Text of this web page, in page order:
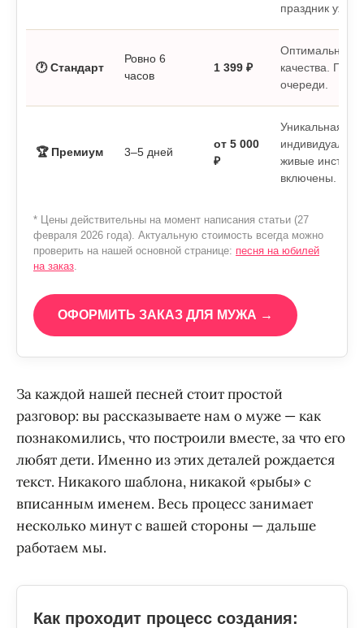
праздник уже
🕐 Стандарт
Ровно 6
часов
1 399 ₽
Оптимальный
качества.
очереди.
🏆 Премиум 3–5 дней
от 5 000
₽
Уникальная
живые
включены.
* Цены действительны на момент написания статьи (27
февраля 2026 года). Актуальную стоимость всегда можно
проверить на нашей основной странице: песня на юбилей
на заказ
ОФОРМИТЬ ЗАКАЗ ДЛЯ МУЖА →
За каждой нашей песней стоит простой
разговор: вы рассказываете нам о муже — как
познакомились, что построили вместе, за что его
любят дети. Именно из этих деталей рождается
текст. Никакого шаблона, никакой «рыбы» с
вписанным именем. Весь процесс занимает
несколько минут с вашей стороны — дальше
работаем мы.
Как проходит процесс создания: